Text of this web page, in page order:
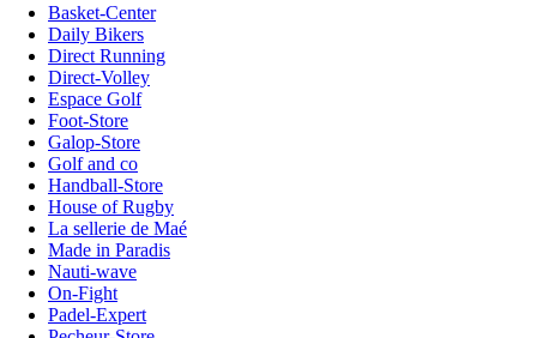
Basket-Center
Daily Bikers
Direct Running
Direct-Volley
Espace Golf
Foot-Store
Galop-Store
Golf and co
Handball-Store
House of Rugby
La sellerie de Maé
Made in Paradis
Nauti-wave
On-Fight
Padel-Expert